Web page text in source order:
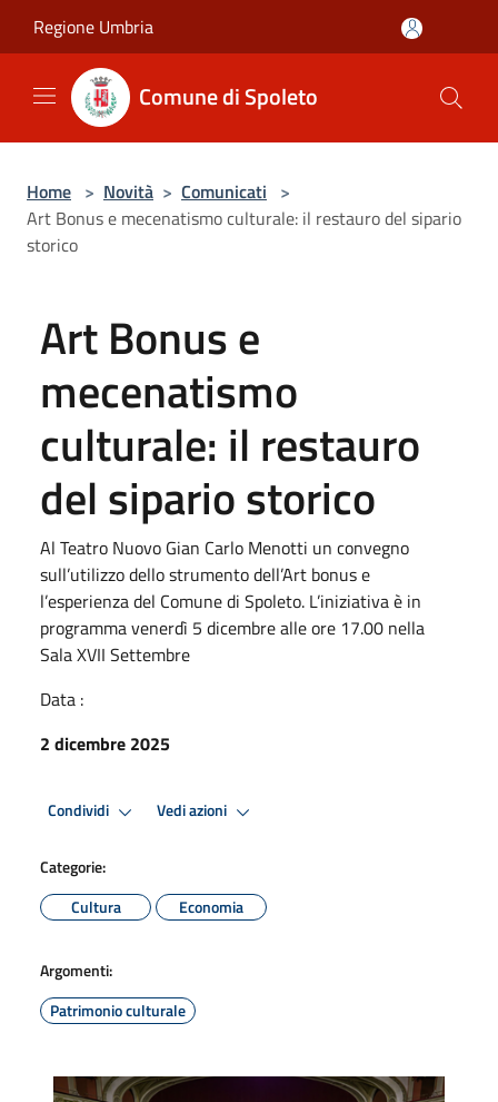
Regione Umbria
Comune di Spoleto
Home > Novità > Comunicati >
Art Bonus e mecenatismo culturale: il restauro del sipario
storico
Art Bonus e
mecenatismo
culturale: il restauro
del sipario storico
Al Teatro Nuovo Gian Carlo Menotti un convegno
sull’utilizzo dello strumento dell’Art bonus e
l’esperienza del Comune di Spoleto. L’iniziativa è in
programma venerdì 5 dicembre alle ore 17.00 nella
Sala XVII Settembre
Data :
2 dicembre 2025
Condividi Vedi azioni
Categorie:
Cultura
Economia
Argomenti:
Patrimonio culturale